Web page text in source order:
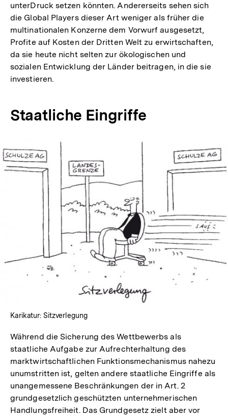
unterDruck setzen könnten. Andererseits sehen sich
die Global Players dieser Art weniger als früher die
multinationalen Konzerne dem Vorwurf ausgesetzt,
Profite auf Kosten der Dritten Welt zu erwirtschaften,
da sie heute nicht selten zur ökologischen und
sozialen Entwicklung der Länder beitragen, in die sie
investieren.
Staatliche Eingriffe
In
Lightbox
öffnen
Karikatur: Sitzverlegung
Während die Sicherung des Wettbewerbs als
staatliche Aufgabe zur Aufrechterhaltung des
marktwirtschaftlichen Funktionsmechanismus nahezu
unumstritten ist, gelten andere staatliche Eingriffe als
unangemessene Beschränkungen der in Art. 2
grundgesetzlich geschützten unternehmerischen
Handlungsfreiheit. Das Grundgesetz zielt aber vor